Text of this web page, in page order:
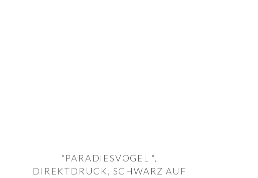
“PARADIESVOGEL “,
DIREKTDRUCK, SCHWARZ AUF